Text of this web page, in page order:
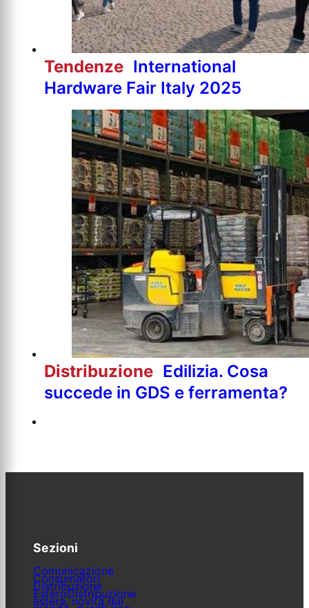
Tendenze International
Hardware Fair Italy 2025
Distribuzione Edilizia. Cosa
succede in GDS e ferramenta?
Sezioni
Comunicazione
Consumatori
Distribuzione
EsteroDistribuzione
estera, novità dal